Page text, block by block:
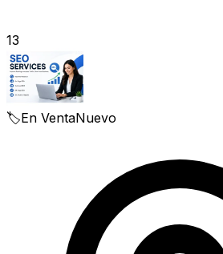
13
🏷️En VentaNuevo